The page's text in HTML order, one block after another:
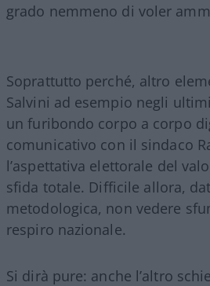
grado nemmeno di voler
Soprattutto perché, altro
Salvini ad esempio negli
un furibondo corpo a corpo
comunicativo con il sindaco
l’aspettativa elettorale del
sfida totale. Difficile allora,
metodologica, non vedere
respiro nazionale.
Si dirà pure: anche l’altro